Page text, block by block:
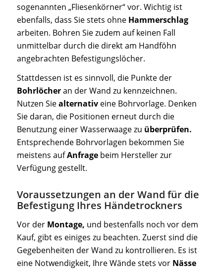
sogenannten „Fliesenkörner“ vor. Wichtig ist
ebenfalls, dass Sie stets ohne Hammerschlag
arbeiten. Bohren Sie zudem auf keinen Fall
unmittelbar durch die direkt am Handföhn
angebrachten Befestigungslöcher.
Stattdessen ist es sinnvoll, die Punkte der
Bohrlöcheran der Wand zu kennzeichnen.
Nutzen Siealternativeine Bohrvorlage. Denken
Sie daran, die Positionen erneut durch die
Benutzung einer Wasserwaage zu überprüfen.
Entsprechende Bohrvorlagen bekommen Sie
meistens aufAnfragebeim Hersteller zur
Verfügung gestellt.
Voraussetzungen an der Wand für die
Befestigung Ihres Händetrockners
Vor der Montage, und bestenfalls noch vor dem
Kauf, gibt es einiges zu beachten. Zuerst sind die
Gegebenheiten der Wand zu kontrollieren. Es ist
eine Notwendigkeit, Ihre Wände stets vor Nässe